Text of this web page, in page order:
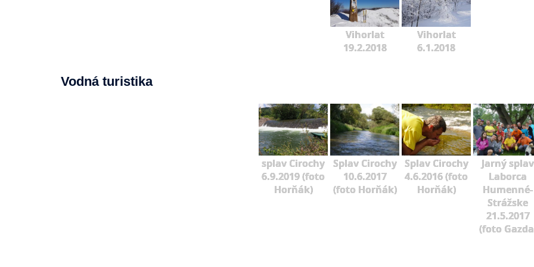
Vihorlat
19.2.2018
Vihorlat
6.1.2018
Vodná turistika
splav Cirochy
6.9.2019 (foto
Horňák)
Splav Cirochy
10.6.2017
(foto Horňák)
Splav Cirochy
4.6.2016 (foto
Horňák)
Jarný splav
Laborca
Humenné-
Strážske
21.5.2017
(foto